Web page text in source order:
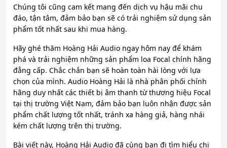
Chúng tôi cũng cam kết mang đến dịch vụ hậu mãi chu
đáo, tận tâm, đảm bảo bạn sẽ có trải nghiệm sử dụng sản
phẩm tốt nhất sau khi mua hàng.
Hãy ghé thăm Hoàng Hải Audio ngay hôm nay để khám
phá và trải nghiệm những sản phẩm loa Focal chính hãng
đẳng cấp. Chắc chắn bạn sẽ hoàn toàn hài lòng với lựa
chọn của mình. Audio Hoàng Hải là nhà phân phối chính
hãng duy nhất các thiết bị âm thanh từ thương hiệu Focal
tại thị trường Việt Nam, đảm bảo bạn luôn nhận được sản
phẩm chất lượng tốt nhất, tránh xa hàng giả, hàng nhái
kém chất lượng trên thị trường.
Bài viết này, Hoàng Hải Audio đã cùng bạn đi tìm hiểu chi